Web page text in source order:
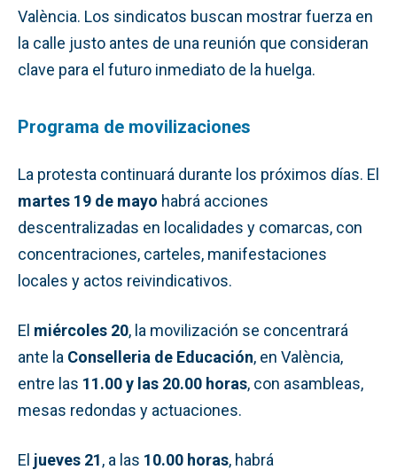
València. Los sindicatos buscan mostrar fuerza en
la calle justo antes de una reunión que consideran
clave para el futuro inmediato de la huelga.
Programa de movilizaciones
La protesta continuará durante los próximos días. El
martes 19 de mayo habrá acciones
descentralizadas en localidades y comarcas, con
concentraciones, carteles, manifestaciones
locales y actos reivindicativos.
El miércoles 20, la movilización se concentrará
ante la Conselleria de Educación, en València,
entre las 11.00 y las 20.00 horas, con asambleas,
mesas redondas y actuaciones.
El jueves 21, a las 10.00 horas, habrá